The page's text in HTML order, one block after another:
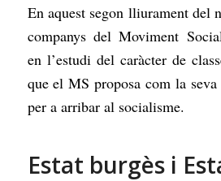
En aquest segon lliurament del
companys del Moviment
en l’estudi del caràcter de
que el MS proposa com la
per a arribar al socialisme.
Estat burgès i